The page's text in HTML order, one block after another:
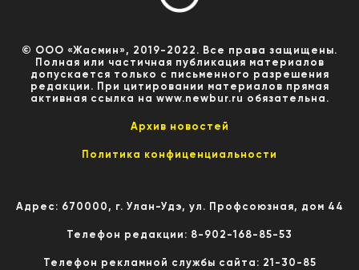
© ООО «Жасмин», 2019-2022. Все права защищены.
Полная или частичная публикация материалов
допускается только с письменного разрешения
редакции. При цитировании материалов прямая
активная ссылка на www.newbur.ru обязательна.
Архив новостей
Политика конфиценциальности
Адрес: 670000, г. Улан-Удэ, ул. Профсоюзная, дом 44
Телефон редакции: 8-902-168-85-53
Телефон рекламной службы сайта: 21-30-85